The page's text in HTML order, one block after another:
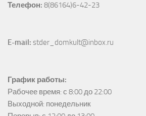
Телефон: 8(86164)6-42-23
E-mail: stder_domkult@inbox.ru
График работы:
Рабочее время: с 8:00 до 22:00
Выходной: понедельник